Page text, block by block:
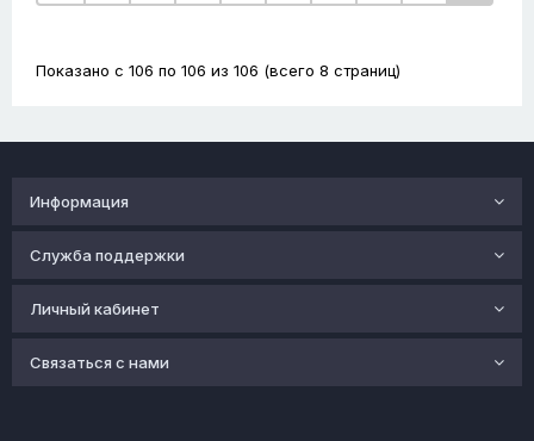
Показано с 106 по 106 из 106 (всего 8 страниц)
Информация
Служба поддержки
Личный кабинет
Связаться с нами